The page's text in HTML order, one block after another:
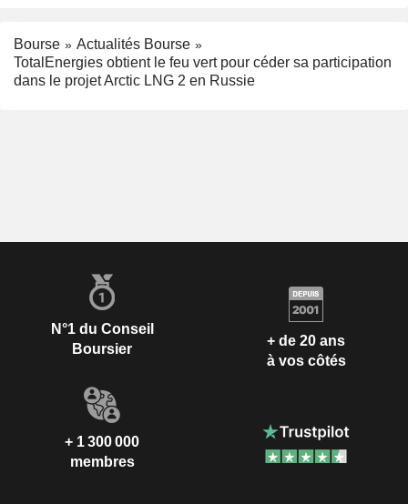
Bourse
Actualités Bourse
TotalEnergies obtient le feu vert pour céder sa participation
dans le projet Arctic LNG 2 en Russie
N°1 du Conseil
Boursier
+ de 20 ans
à vos côtés
+ 1 300 000
membres